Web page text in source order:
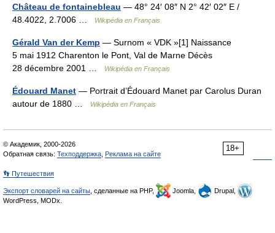
Château de fontainebleau — 48° 24′ 08″ N 2° 42′ 02″ E /
48.4022, 2.7006 …
Wikipédia en Français
Gérald Van der Kemp — Surnom « VDK »[1] Naissance
5 mai 1912 Charenton le Pont, Val de Marne Décès
28 décembre 2001 …
Wikipédia en Français
Édouard Manet — Portrait d’Édouard Manet par Carolus Duran
autour de 1880 …
Wikipédia en Français
18+
© Академик, 2000-2026
Обратная связь: Техподдержка Реклама на сайте
👣 Путешествия
Экспорт словарей на сайты , сделанные на PHP, Joomla,
Drupal,
WordPress, MODx.